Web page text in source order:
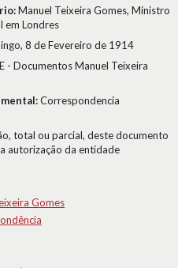
Manuel Teixeira Gomes, Ministro
em Londres
8 de Fevereiro de 1914
- Documentos Manuel Teixeira
Correspondencia
total ou parcial, deste documento
autorização da entidade
Gomes